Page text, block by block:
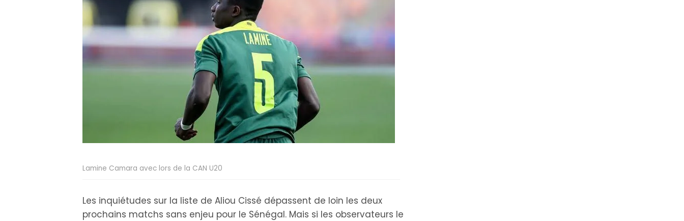
Lamine Camara avec lors de la CAN U20
Les inquiétudes sur la liste de Aliou Cissé dépassent de loin les deux
prochains matchs sans enjeu pour le Sénégal. Mais si les observateurs le